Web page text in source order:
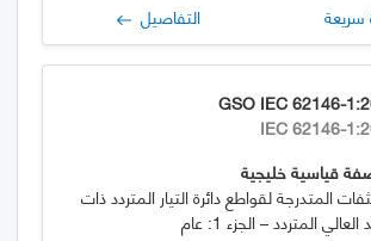
سريعة التفاصيل
GSO IEC 62146-
IEC 62146-
قياسية خليجية
المتدرجة لقواطع دائرة التيار المتردد ذات
المتردد – الجزء 1: عام